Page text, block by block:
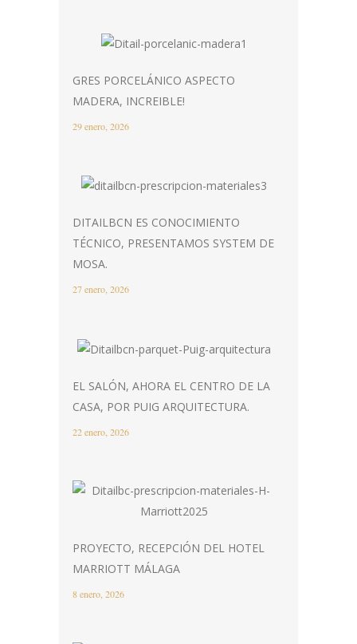
GRES PORCELÁNICO ASPECTO
MADERA, INCREIBLE!
29 enero, 2026
DITAILBCN ES CONOCIMIENTO
TÉCNICO, PRESENTAMOS SYSTEM DE
MOSA.
27 enero, 2026
EL SALÓN, AHORA EL CENTRO DE LA
CASA, POR PUIG ARQUITECTURA.
22 enero, 2026
PROYECTO, RECEPCIÓN DEL HOTEL
MARRIOTT MÁLAGA
8 enero, 2026